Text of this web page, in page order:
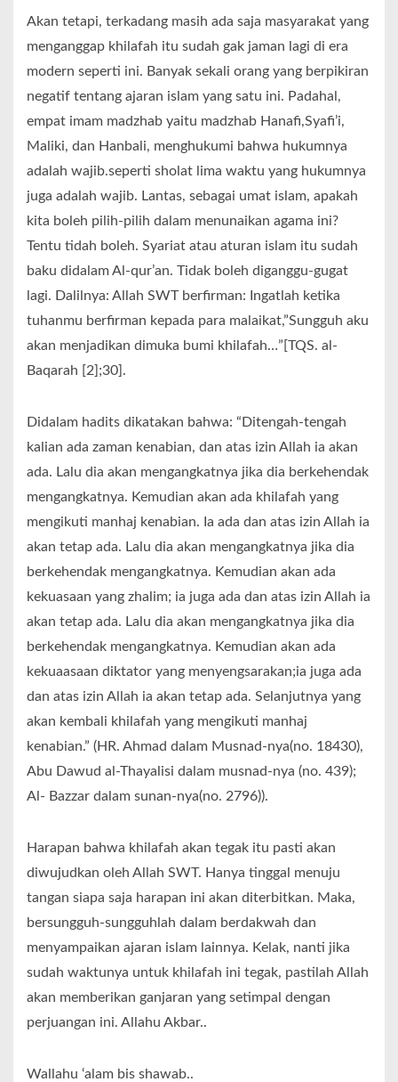
Akan tetapi, terkadang masih ada saja masyarakat yang
menganggap khilafah itu sudah gak jaman lagi di era
modern seperti ini. Banyak sekali orang yang berpikiran
negatif tentang ajaran islam yang satu ini. Padahal,
empat imam madzhab yaitu madzhab Hanafi,Syafi’i,
Maliki, dan Hanbali, menghukumi bahwa hukumnya
adalah wajib.seperti sholat lima waktu yang hukumnya
juga adalah wajib. Lantas, sebagai umat islam, apakah
kita boleh pilih-pilih dalam menunaikan agama ini?
Tentu tidah boleh. Syariat atau aturan islam itu sudah
baku didalam Al-qur’an. Tidak boleh diganggu-gugat
lagi. Dalilnya: Allah SWT berfirman: Ingatlah ketika
tuhanmu berfirman kepada para malaikat,”Sungguh aku
akan menjadikan dimuka bumi khilafah…”[TQS. al-
Baqarah [2];30].
Didalam hadits dikatakan bahwa: “Ditengah-tengah
kalian ada zaman kenabian, dan atas izin Allah ia akan
ada. Lalu dia akan mengangkatnya jika dia berkehendak
mengangkatnya. Kemudian akan ada khilafah yang
mengikuti manhaj kenabian. Ia ada dan atas izin Allah ia
akan tetap ada. Lalu dia akan mengangkatnya jika dia
berkehendak mengangkatnya. Kemudian akan ada
kekuasaan yang zhalim; ia juga ada dan atas izin Allah ia
akan tetap ada. Lalu dia akan mengangkatnya jika dia
berkehendak mengangkatnya. Kemudian akan ada
kekuaasaan diktator yang menyengsarakan;ia juga ada
dan atas izin Allah ia akan tetap ada. Selanjutnya yang
akan kembali khilafah yang mengikuti manhaj
kenabian.” (HR. Ahmad dalam Musnad-nya(no. 18430),
Abu Dawud al-Thayalisi dalam musnad-nya (no. 439);
Al- Bazzar dalam sunan-nya(no. 2796)).
Harapan bahwa khilafah akan tegak itu pasti akan
diwujudkan oleh Allah SWT. Hanya tinggal menuju
tangan siapa saja harapan ini akan diterbitkan. Maka,
bersungguh-sungguhlah dalam berdakwah dan
menyampaikan ajaran islam lainnya. Kelak, nanti jika
sudah waktunya untuk khilafah ini tegak, pastilah Allah
akan memberikan ganjaran yang setimpal dengan
perjuangan ini. Allahu Akbar..
Wallahu ‘alam bis shawab..